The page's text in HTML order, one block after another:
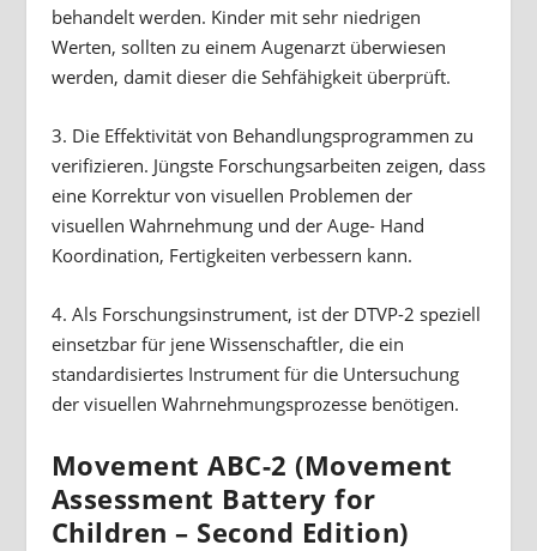
behandelt werden. Kinder mit sehr niedrigen
Werten, sollten zu einem Augenarzt überwiesen
werden, damit dieser die Sehfähigkeit überprüft.
3. Die Effektivität von Behandlungsprogrammen zu
verifizieren. Jüngste Forschungsarbeiten zeigen, dass
eine Korrektur von visuellen Problemen der
visuellen Wahrnehmung und der Auge- Hand
Koordination, Fertigkeiten verbessern kann.
4. Als Forschungsinstrument, ist der DTVP-2 speziell
einsetzbar für jene Wissenschaftler, die ein
standardisiertes Instrument für die Untersuchung
der visuellen Wahrnehmungsprozesse benötigen.
Movement ABC-2 (Movement
Assessment Battery for
Children – Second Edition)